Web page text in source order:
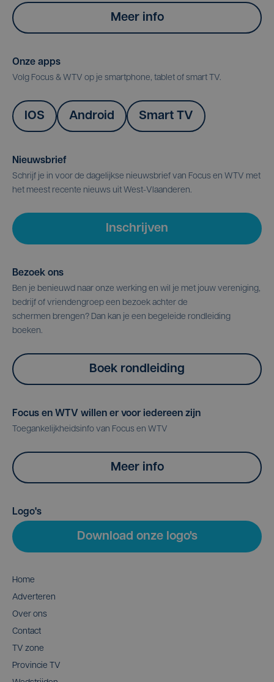
Meer info
Onze apps
Volg Focus & WTV op je smartphone, tablet of smart TV.
IOS Android Smart TV
Nieuwsbrief
Schrijf je in voor de dagelijkse nieuwsbrief van Focus en WTV met
het meest recente nieuws uit West-Vlaanderen.
Inschrijven
Bezoek ons
Ben je benieuwd naar onze werking en wil je met jouw vereniging,
bedrijf of vriendengroep een bezoek achter de
schermen brengen? Dan kan je een begeleide rondleiding
boeken.
Boek rondleiding
Focus en WTV willen er voor iedereen zijn
Toegankelijkheidsinfo van Focus en WTV
Meer info
Logo's
Download onze logo's
Home
Adverteren
Over ons
Contact
TV zone
Provincie TV